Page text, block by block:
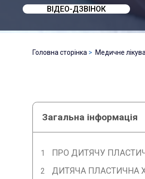
ВІДЕО-ДЗВІНОК
Головна сторінка Медичне
Загальна інформація
ПРО ДИТЯЧУ
ДИТЯЧА ПЛАСТИЧНА